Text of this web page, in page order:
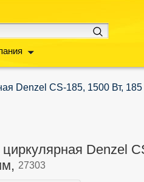
Denzel CS-185, 1500 Вт,
Denzel
27303